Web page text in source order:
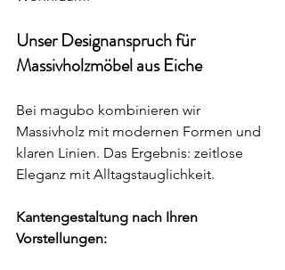
Unser Designanspruch für
Massivholzmöbel aus Eiche
Bei magubo kombinieren wir
Massivholz mit modernen Formen und
klaren Linien. Das Ergebnis: zeitlose
Eleganz mit Alltagstauglichkeit.
Kantengestaltung nach Ihren
Vorstellungen: